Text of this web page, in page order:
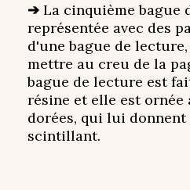
➔ La cinquième bague
représentée avec des
d'une bague de
mettre au creu de la
bague de lecture est
résine et elle est ornée
dorées, qui lui donnent
scintillant.